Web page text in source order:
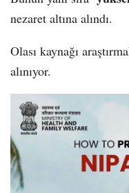
nezaret altına alındı.
Olası kaynağı
alınıyor.